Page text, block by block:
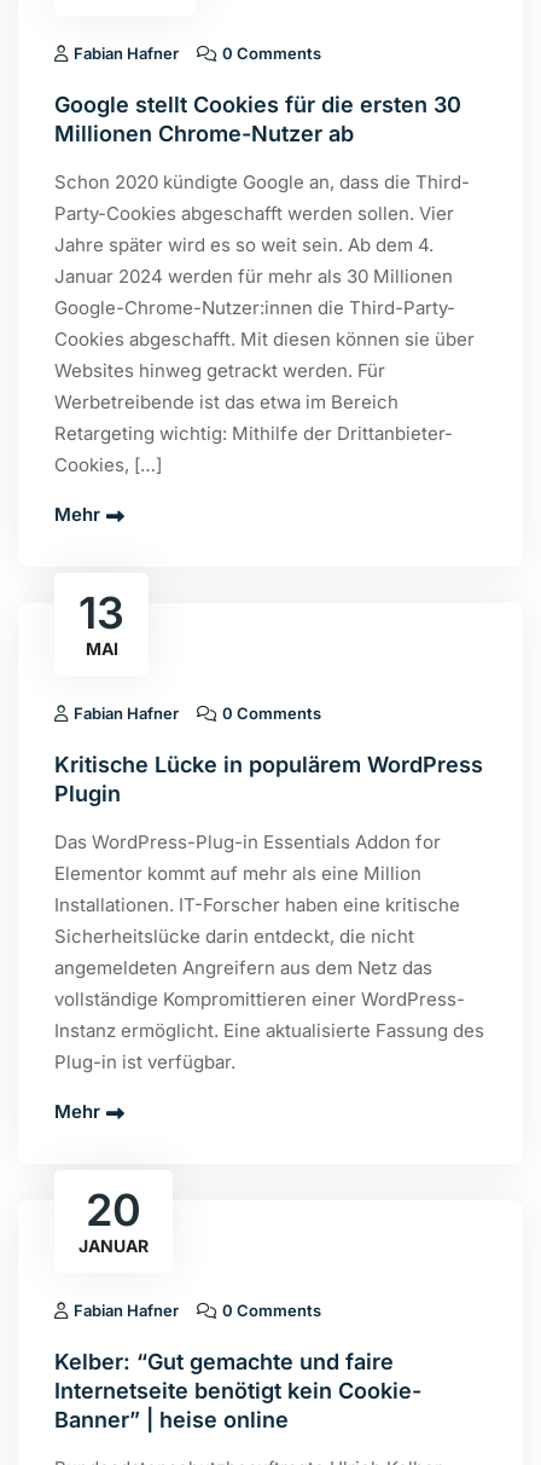
Fabian Hafner 0 Comments
Google stellt Cookies für die ersten 30
Millionen Chrome-Nutzer ab
Schon 2020 kündigte Google an, dass die Third-
Party-Cookies abgeschafft werden sollen. Vier
Jahre später wird es so weit sein. Ab dem 4.
Januar 2024 werden für mehr als 30 Millionen
Google-Chrome-Nutzer:innen die Third-Party-
Cookies abgeschafft. Mit diesen können sie über
Websites hinweg getrackt werden. Für
Werbetreibende ist das etwa im Bereich
Retargeting wichtig: Mithilfe der Drittanbieter-
Cookies, […]
Mehr
13
MAI
Fabian Hafner 0 Comments
Kritische Lücke in populärem WordPress
Plugin
Das WordPress-Plug-in Essentials Addon for
Elementor kommt auf mehr als eine Million
Installationen. IT-Forscher haben eine kritische
Sicherheitslücke darin entdeckt, die nicht
angemeldeten Angreifern aus dem Netz das
vollständige Kompromittieren einer WordPress-
Instanz ermöglicht. Eine aktualisierte Fassung des
Plug-in ist verfügbar.
Mehr
20
JANUAR
Fabian Hafner 0 Comments
Kelber: “Gut gemachte und faire
Internetseite benötigt kein Cookie-
Banner” | heise online